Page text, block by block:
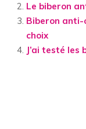
Le biberon
Biberon anti-
choix
J’ai testé les